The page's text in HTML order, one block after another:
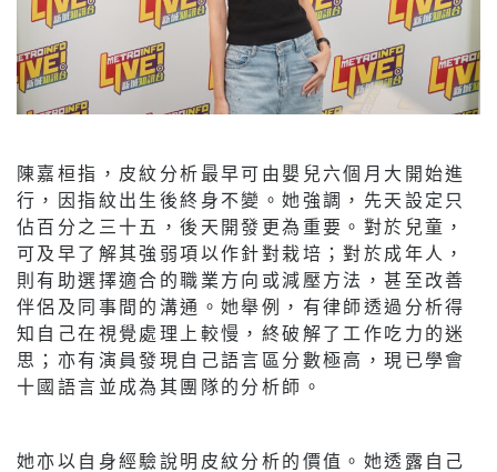
陳嘉桓指，皮紋分析最早可由嬰兒六個月大開始進
行，因指紋出生後終身不變。她強調，先天設定只
佔百分之三十五，後天開發更為重要。對於兒童，
可及早了解其強弱項以作針對栽培；對於成年人，
則有助選擇適合的職業方向或減壓方法，甚至改善
伴侶及同事間的溝通。她舉例，有律師透過分析得
知自己在視覺處理上較慢，終破解了工作吃力的迷
思；亦有演員發現自己語言區分數極高，現已學會
十國語言並成為其團隊的分析師。
她亦以自身經驗說明皮紋分析的價值。她透露自己